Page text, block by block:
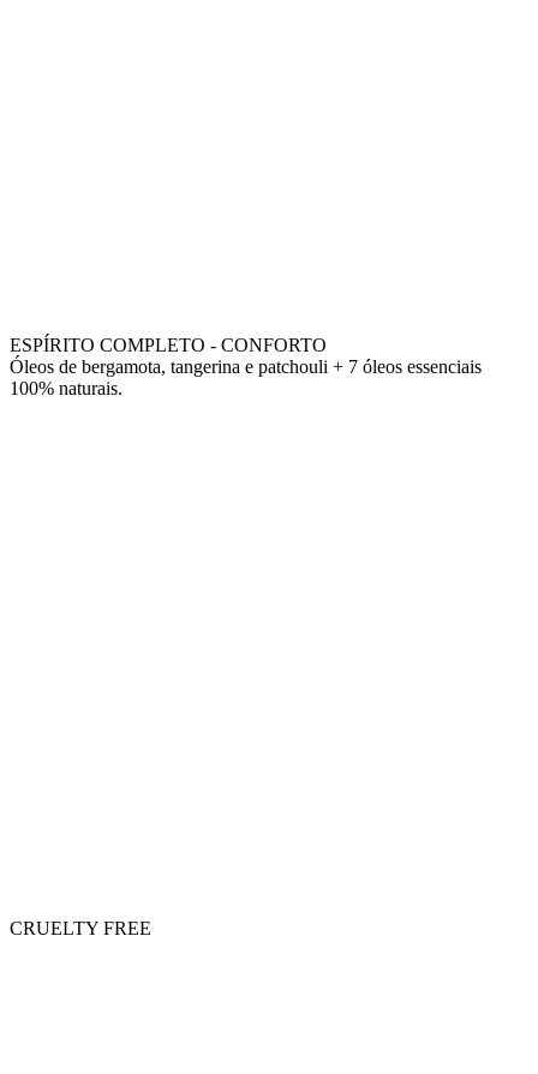
ESPÍRITO COMPLETO - CONFORTO
Óleos de bergamota, tangerina e patchouli + 7 óleos essenciais
100% naturais.
CRUELTY FREE